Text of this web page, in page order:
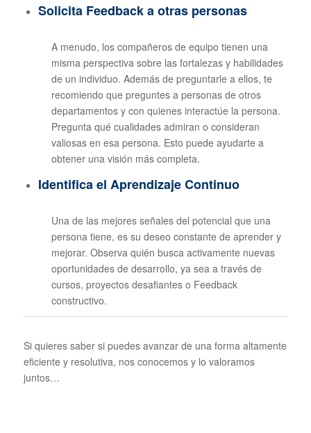
Solicita Feedbacka otras personas
A menudo, los compañeros de equipo tienen una
misma perspectiva sobre las fortalezas y habilidades
de un individuo. Además de preguntarle a ellos, te
recomiendo que preguntes a personas de otros
departamentos y con quienes interactúe la persona.
Pregunta qué cualidades admiran o consideran
valiosas en esa persona. Esto puede ayudarte a
obtener una visión más completa.
Identifica el Aprendizaje Continuo
Una de las mejores señales del potencial que una
persona tiene, es su deseo constante de aprender y
mejorar. Observa quién busca activamente nuevas
oportunidades de desarrollo, ya sea a través de
cursos, proyectos desafiantes o Feedback
constructivo.
Si quieres saber si puedes avanzar de una forma altamente
eficiente y resolutiva, nos conocemos y lo valoramos
juntos…